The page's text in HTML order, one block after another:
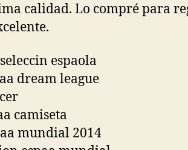
calidad. Lo compré para